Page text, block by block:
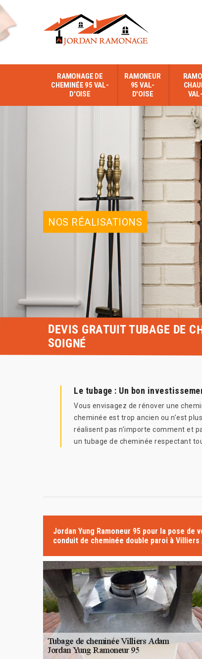
RAMONAGE DE
CHEMINÉE 95 VAL-
D'OISE
RAMONEUR
95 VAL-
D'OISE
NOS RÉALISATIONS
DEVIS GRATUIT TUBAGE DE
SOIGNÉ
Le tubage : Un bon
Vous envisagez de rénover une
cheminée est trop ancien ou n’est
réalisent pas n’importe comment et
un tubage de cheminée respectant
Jordan Yung Ramoneur 95 pour la pose de
conduit de cheminée double paroi à Villiers